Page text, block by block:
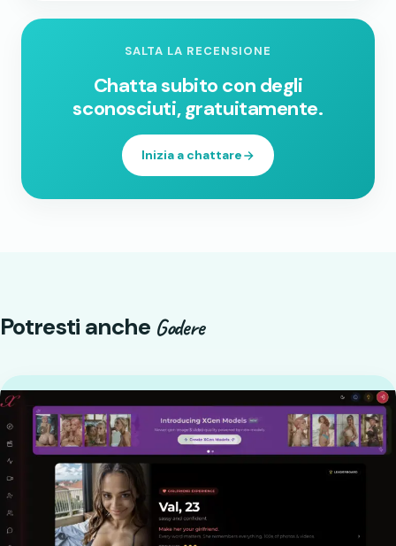
SALTA LA RECENSIONE
Chatta subito con degli
sconosciuti, gratuitamente.
Inizia a chattare
Potresti anche Godere